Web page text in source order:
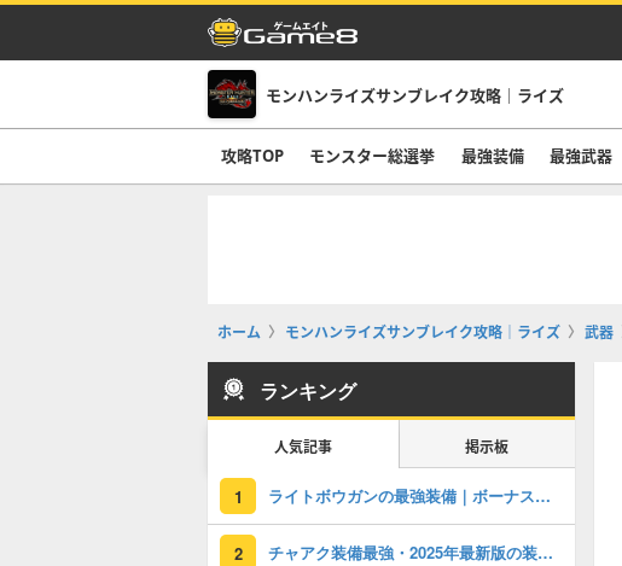
モンハンライズサンブレイク攻略｜ライズ
攻略TOP モンスター総選挙 最強装備 最強武器
ホーム モンハンライズサンブレイク攻略｜ライズ 武器
ランキング
人気記事 掲示板
1 ライトボウガンの最強装備｜ボーナスアプデ対応
2 チャアク装備最強・2025年最新版の装備掲載